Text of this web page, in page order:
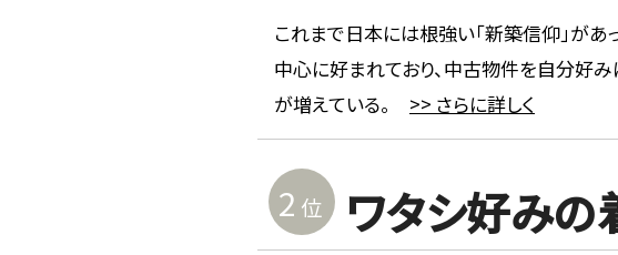
これまで日本には根強い「新築信仰」があ
中心に好まれており、中古物件を自分好
が増えている。 >> さらに詳しく
2 位 ワタシ好み